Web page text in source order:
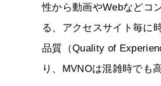
性から動画やWebなどコ
る、アクセスサイト毎に
品質（Quality of
り、MVNOは混雑時でも